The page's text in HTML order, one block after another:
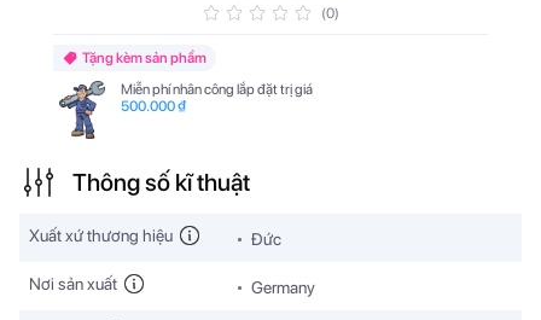
(0)
Tặng kèm sản phẩm
Miễn phí nhân công lắp đặt trị giá
500.000 ₫
Thông số kĩ thuật
Xuất xứ thương hiệu Đức
Nơi sản xuất Germany